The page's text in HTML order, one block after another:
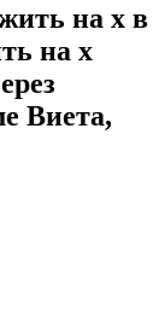
на x в
на x
Виета,